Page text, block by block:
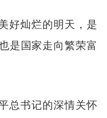
好灿烂的明天，是
是国家走向繁荣富
总书记的深情关怀